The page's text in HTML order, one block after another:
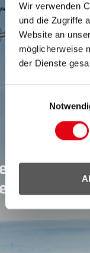
Wir verwenden
und die Zugriffe
Website an
möglicherweise
der Dienste
Draht ins